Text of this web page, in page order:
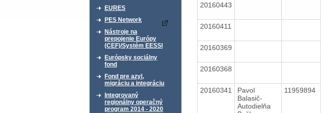
EURES
PES Network
Nástroje na
prepojenie Európy
(CEF)/Systém EESSI
Európsky sociálny
fond
Fond pre azyl,
migráciu a integráciu
Integrovaný
regionálny operačný
program 2014 - 2020
20160443
20160411
20160369
20160368
20160341
Pavol
Balasič-
Autodielňa
11959894